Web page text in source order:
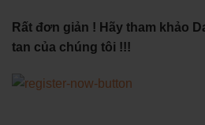
Rất đơn giản ! Hãy tham khảo
tan của chúng tôi !!!